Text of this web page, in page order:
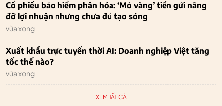
Cổ phiếu bảo hiểm phân hóa: ‘Mỏ vàng’ tiền gửi nâng
đỡ lợi nhuận nhưng chưa đủ tạo sóng
vừa xong
Xuất khẩu trực tuyến thời AI: Doanh nghiệp Việt tăng
tốc thế nào?
vừa xong
XEM TẤT CẢ